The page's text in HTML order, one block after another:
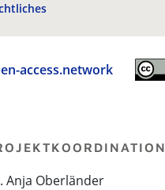
access.network
Anja Oberländer